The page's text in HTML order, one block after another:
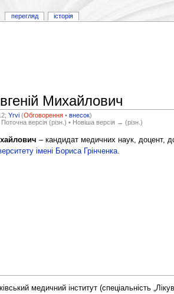
Михайлович
Yrvi (Обговорення •внесок)
Поточна версія (різн.) • Новіша версія → (різн.)
– кандидат медичних наук, доцент,
імені Бориса Грінченка.
медичний інститут (спеціальність
перегляд історія